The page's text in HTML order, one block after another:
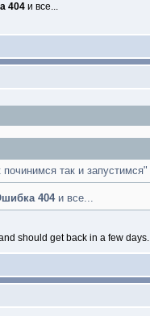
404 и все...
так и запустимся"
404и все...
should get back in a few days.